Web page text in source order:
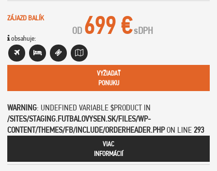
ZÁJAZD BALÍK
obsahuje:
OD 699 €sDPH
VYŽIADAŤ
PONUKU
WARNING: UNDEFINED VARIABLE $PRODUCT IN
/SITES/STAGING.FUTBALOVYSEN.SK/FILES/WP-
CONTENT/THEMES/FB/INCLUDE/ORDERHEADER.PHPON LINE 293
VIAC
INFORMÁCIÍ